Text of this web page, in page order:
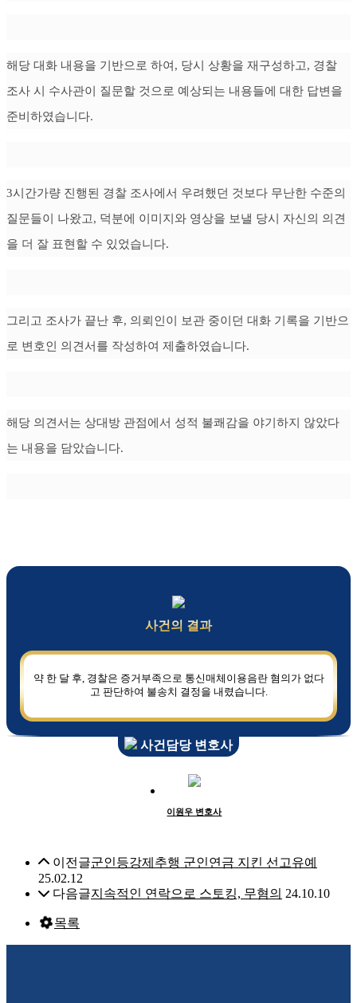
해당 대화 내용을 기반으로 하여, 당시 상황을 재구성하고, 경찰
조사 시 수사관이 질문할 것으로 예상되는 내용들에 대한 답변을
준비하였습니다.
3시간가량 진행된 경찰 조사에서 우려했던 것보다 무난한 수준의
질문들이 나왔고, 덕분에 이미지와 영상을 보낼 당시 자신의 의견
을 더 잘 표현할 수 있었습니다.
그리고 조사가 끝난 후, 의뢰인이 보관 중이던 대화 기록을 기반으
로 변호인 의견서를 작성하여 제출하였습니다.
해당 의견서는 상대방 관점에서 성적 불쾌감을 야기하지 않았다
는 내용을 담았습니다.
사건의 결과
약 한 달 후, 경찰은 증거부족으로 통신매체이용음란 혐의가 없다
고 판단하여 불송치 결정을 내렸습니다.
사건담당 변호사
이원우 변호사
이전글군인등강제추행 군인연금 지킨 선고유예
25.02.12
다음글지속적인 연락으로 스토킹, 무혐의 24.10.10
목록